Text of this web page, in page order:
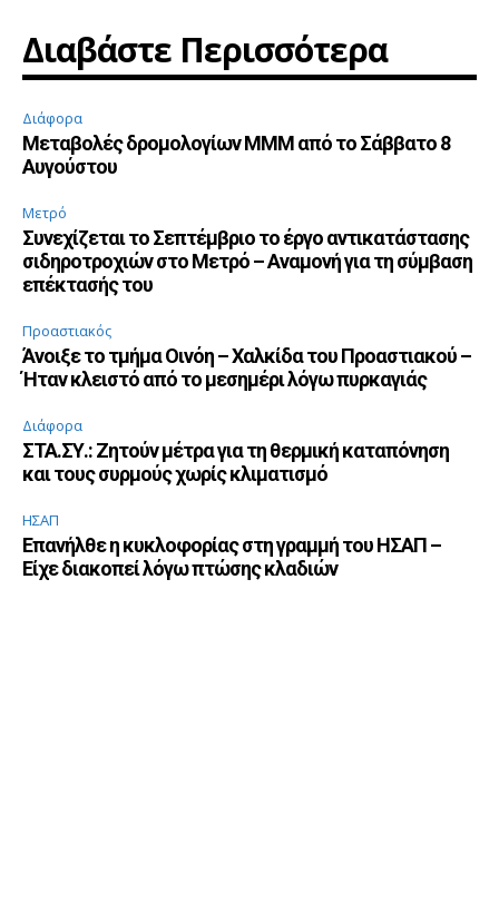
Διαβάστε Περισσότερα
Διάφορα
Μεταβολές δρομολογίων ΜΜΜ από το Σάββατο 8
Αυγούστου
Μετρό
Συνεχίζεται το Σεπτέμβριο το έργο αντικατάστασης
σιδηροτροχιών στο Μετρό – Αναμονή για τη σύμβαση
επέκτασής του
Προαστιακός
Άνοιξε το τμήμα Οινόη – Χαλκίδα του Προαστιακού –
Ήταν κλειστό από το μεσημέρι λόγω πυρκαγιάς
Διάφορα
ΣΤΑ.ΣΥ.: Ζητούν μέτρα για τη θερμική καταπόνηση
και τους συρμούς χωρίς κλιματισμό
ΗΣΑΠ
Επανήλθε η κυκλοφορίας στη γραμμή του ΗΣΑΠ –
Είχε διακοπεί λόγω πτώσης κλαδιών